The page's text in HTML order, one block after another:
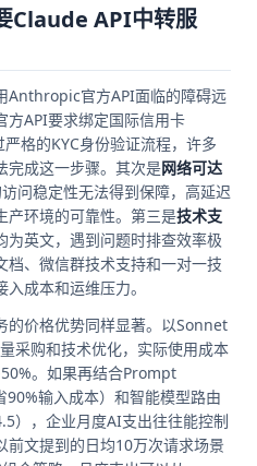
Claude API中转服
Anthropic官方API面临的障碍远
方API要求绑定国际信用卡
格的KYC身份验证流程，许多
完成这一步骤。其次是网络可达
问稳定性无法得到保障，高延迟
产环境的可靠性。第三是技术支
为英文，遇到问题时排查效率极
、微信群技术支持和一对一技
成本和运维压力。
的价格优势同样显著。以Sonnet
采购和技术优化，实际使用成本
。如果再结合Prompt
输入成本）和智能模型路由
），企业月度AI支出往往能控制
前文提到的日均10万次请求场景